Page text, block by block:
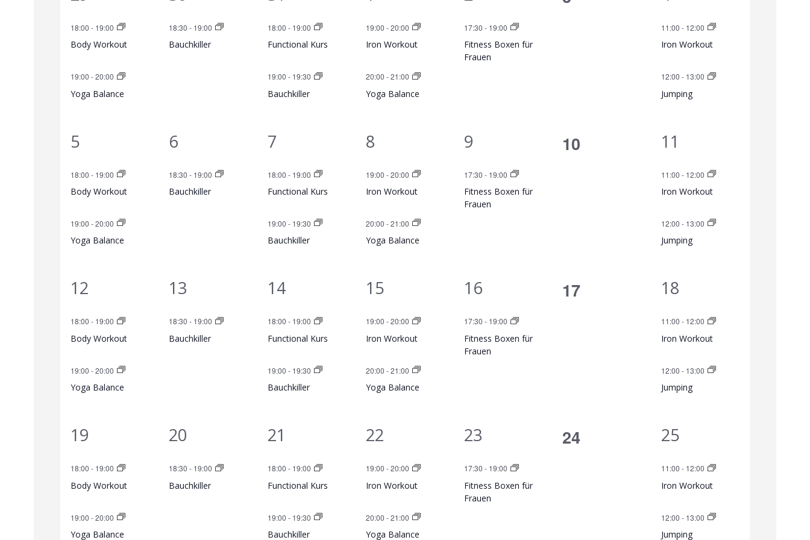
a
u
n
g
e
n
S
u
h
e
u
d
A
a
t
n
g
A
n
s
i
h
t
e
-
N
a
v
e
n
d
e
o
n
V
e
a
n
a
e
a
s
t
a
l
t
u
g
e
n
18:00 - 19:00
Body Workout
19:00 -20:00
Yoga Balance
e
s
t
a
l
g
,
18:30- 19:00
Bauchkiller
e
a
s
t
a
l
t
u
g
e
n
18:00 - 19:00
Functional Kurs
19:00 - 19:30
Bauchkiller
e
a
s
t
a
l
t
u
g
e
n
19:00 -20:00
Iron Workout
20:00 -21:00
Yoga Balance
e
r
s
t
a
l
g
,
17:30- 19:00
Fitness Boxen für
Frauen
e
a
s
t
a
l
t
u
g
e
n
11:00 - 12:00
Iron Workout
12:00 - 13:00
Jumping
2
e
a
s
t
a
l
t
u
g
e
n
5
18:00 - 19:00
Body Workout
19:00 -20:00
Yoga Balance
1
e
s
t
a
l
g
,
6
18:30- 19:00
Bauchkiller
2
e
a
s
t
a
l
t
u
g
e
n
7
18:00 - 19:00
Functional Kurs
19:00 - 19:30
Bauchkiller
2
e
a
s
t
a
l
t
u
g
e
n
8
19:00 -20:00
Iron Workout
20:00 -21:00
Yoga Balance
1
e
r
s
t
a
l
g
,
9
17:30- 19:00
Fitness Boxen für
Frauen
0
10
2
e
a
s
t
a
l
t
u
g
e
n
11
11:00 - 12:00
Iron Workout
12:00 - 13:00
Jumping
2
e
a
s
t
a
l
t
12
18:00 - 19:00
Body Workout
19:00 -20:00
Yoga Balance
1
e
s
t
a
l
13
18:30- 19:00
Bauchkiller
2
e
a
s
t
a
l
t
14
18:00 - 19:00
Functional Kurs
19:00 - 19:30
Bauchkiller
2
e
a
s
t
a
l
t
15
19:00 -20:00
Iron Workout
20:00 -21:00
Yoga Balance
1
e
r
s
t
a
l
16
17:30- 19:00
Fitness Boxen für
Frauen
0
17
2
e
a
s
t
a
l
t
18
11:00 - 12:00
Iron Workout
12:00 - 13:00
Jumping
2
e
a
19
18:00 - 19:00
Body Workout
19:00 -20:00
Yoga Balance
1
e
20
18:30- 19:00
Bauchkiller
2
e
a
21
18:00 - 19:00
Functional Kurs
19:00 - 19:30
Bauchkiller
2
e
a
22
19:00 -20:00
Iron Workout
20:00 -21:00
Yoga Balance
1
e
r
23
17:30- 19:00
Fitness Boxen für
Frauen
0
24
2
e
a
25
11:00 - 12:00
Iron Workout
12:00 - 13:00
Jumping